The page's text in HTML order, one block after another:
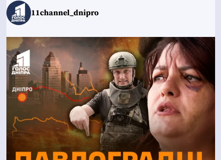
11channel_dnipro